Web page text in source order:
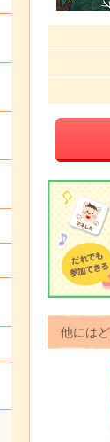
他には